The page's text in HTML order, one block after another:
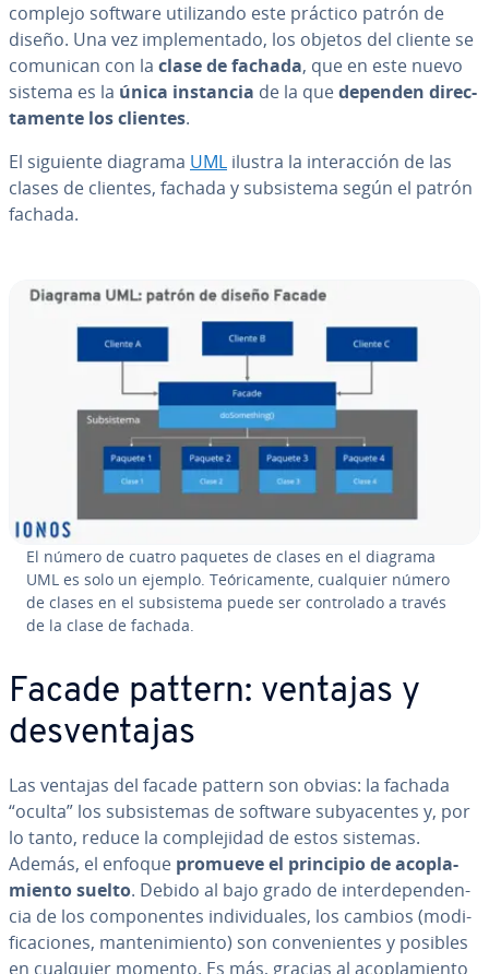
complejo software uti­li­za­n­do este práctico patrón de
diseño. Una vez im­ple­me­n­ta­do, los objetos del cliente se
comunican con la clase de fachada, que en este nuevo
sistema es la única instancia de la quedependen di­re­c­
ta­me­n­te los clientes.
El siguiente diagrama UML ilustra la in­ter­ac­ción de las
clases de clientes, fachada y su­b­si­s­te­ma según el patrón
fachada.
El número de cuatro paquetes de clases en el diagrama
UML es solo un ejemplo. Teó­ri­ca­me­n­te, cualquier número
de clases en el su­b­si­s­te­ma puede ser co­n­tro­la­do a través
de la clase de fachada.
Facade pattern: ventajas y
de­s­ve­n­ta­jas
Las ventajas del facade pattern son obvias: la fachada
“oculta” los su­b­si­s­te­mas de software su­b­ya­ce­n­tes y, por
lo tanto, reduce la co­m­ple­ji­dad de estos sistemas.
Además, el enfoque promueve el principio de aco­pla­
mie­n­to suelto. Debido al bajo grado de in­te­r­de­pe­n­de­n­
cia de los co­m­po­ne­n­tes in­di­vi­dua­les, los cambios (mo­di­
fi­ca­cio­nes, ma­n­te­ni­mie­n­to) son co­n­ve­nie­n­tes y posibles
en cualquier momento. Es más, gracias al aco­pla­mie­n­to